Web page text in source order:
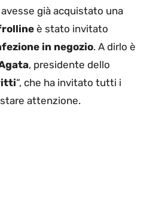
già acquistato una
è stato invitato
in negozio. A dirlo è
, presidente dello
“, che ha invitato tutti i
attenzione.